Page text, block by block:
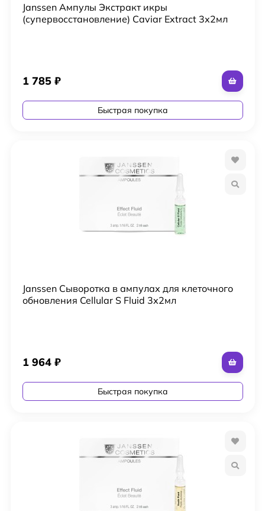
Janssen Ампулы Экстракт икры
(супервосстановление) Caviar Extract 3х2мл
1 785 ₽
Быстрая покупка
Janssen Сыворотка в ампулах для клеточного
обновления Cellular S Fluid 3х2мл
1 964 ₽
Быстрая покупка